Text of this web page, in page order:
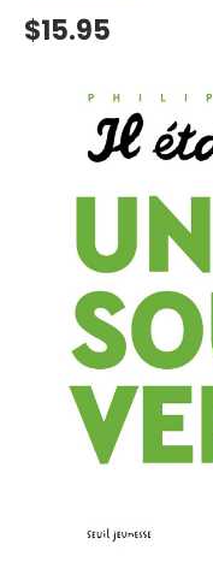
$15.95